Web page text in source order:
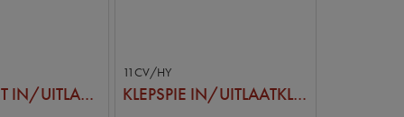
KLEPSPIE SET IN/UITLAATKLEP
11CV/HY
KLEPSPIE IN/UITLAATKLEP